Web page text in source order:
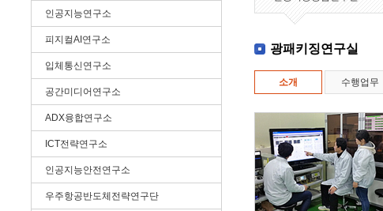
인공지능연구소
피지컬AI연구소
입체통신연구소
공간미디어연구소
ADX융합연구소
ICT전략연구소
인공지능안전연구소
우주항공반도체전략연구단
광패키징연구실
소개 수행업무